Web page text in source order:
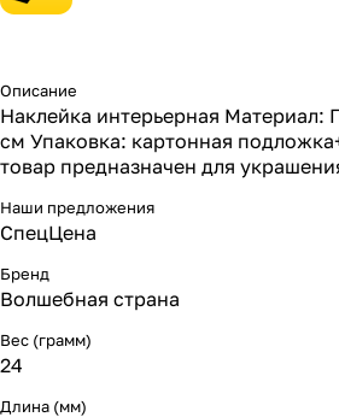
Описание
Наклейка интерьерная Материал:
см Упаковка: картонная
товар предназначен для
Наши предложения
СпецЦена
Бренд
Волшебная страна
Вес (грамм)
24
Длина (мм)